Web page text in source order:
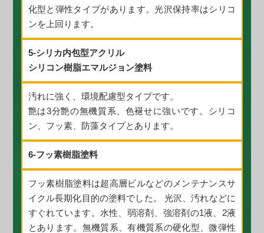
化型と弾性タイプがあります。光沢保持率はシリコ
ンを上回ります。
5-シリカ内包型アクリル
シリコン樹脂エマルジョン塗料
汚れに強く、環境配慮型タイプです。
艶は3分艶の無機質系、色褪せに強いです。シリコ
ン、フッ素、防藻タイプとあります。
6-フッ素樹脂塗料
フッ素樹脂塗料は超高層ビルなどのメンテナンスサ
イクル長期化目的の塗料でした。 光沢、汚れなどに
すぐれています。水性、弱溶剤、強溶剤の1液、2液
とあります。無機質系、有機質系の硬化型、微弾性